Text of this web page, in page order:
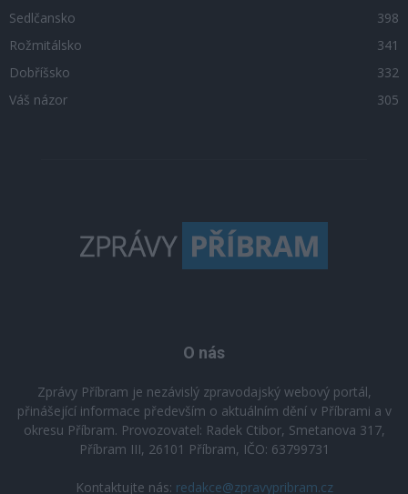
Sedlčansko
398
Rožmitálsko
341
Dobříšsko
332
Váš názor
305
O nás
Zprávy Příbram je nezávislý zpravodajský webový portál,
přinášející informace především o aktuálním dění v Příbrami a v
okresu Příbram. Provozovatel: Radek Ctibor, Smetanova 317,
Příbram III, 26101 Příbram, IČO: 63799731
Kontaktujte nás: redakce@zpravypribram.cz